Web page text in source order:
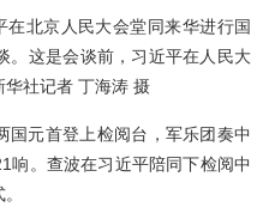
北京人民大会堂同来华进行国
。这是会谈前，习近平在人民大
社记者 丁海涛 摄
国元首登上检阅台，军乐团奏中
响。查波在习近平陪同下检阅中